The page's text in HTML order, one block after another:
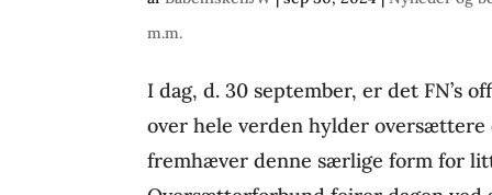
m.m.
I dag, d. 30 september, er det FN’s
over hele verden hylder
fremhæver denne særlige form for